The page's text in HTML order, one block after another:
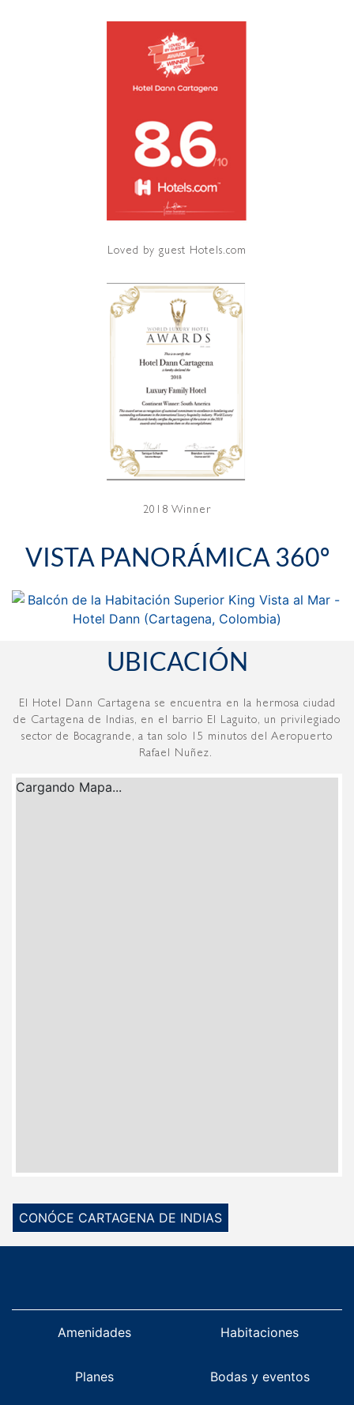
Loved by guest Hotels.com
2018 Winner
VISTA PANORÁMICA 360º
UBICACIÓN
El Hotel Dann Cartagena se encuentra en la hermosa ciudad
de Cartagena de Indias, en el barrio El Laguito, un privilegiado
sector de Bocagrande, a tan solo 15 minutos del Aeropuerto
Rafael Nuñez.
Cargando Mapa...
CONÓCE CARTAGENA DE INDIAS
Amenidades Habitaciones
Planes Bodas y eventos